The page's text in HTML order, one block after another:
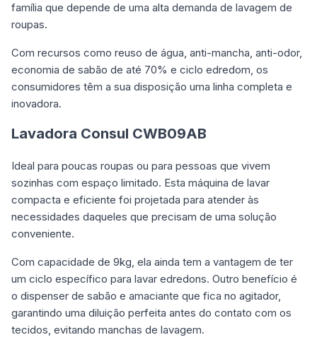
família que depende de uma alta demanda de lavagem de
roupas.
Com recursos como reuso de água, anti-mancha, anti-odor,
economia de sabão de até 70% e ciclo edredom, os
consumidores têm a sua disposição uma linha completa e
inovadora.
Lavadora Consul CWB09AB
Ideal para poucas roupas ou para pessoas que vivem
sozinhas com espaço limitado. Esta máquina de lavar
compacta e eficiente foi projetada para atender às
necessidades daqueles que precisam de uma solução
conveniente.
Com capacidade de 9kg, ela ainda tem a vantagem de ter
um ciclo específico para lavar edredons. Outro benefício é
o dispenser de sabão e amaciante que fica no agitador,
garantindo uma diluição perfeita antes do contato com os
tecidos, evitando manchas de lavagem.